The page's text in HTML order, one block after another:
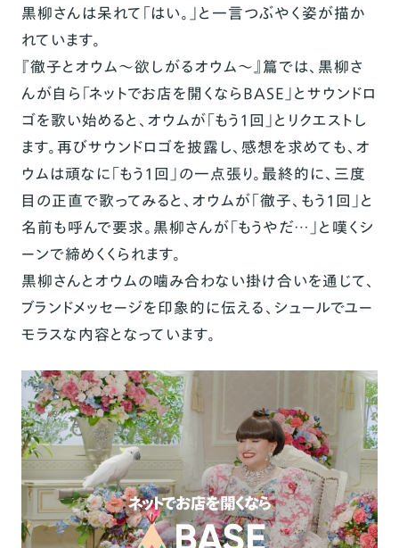
黒柳さんは呆れて「はい。」と一言つぶやく姿が描か
れています。
『徹子とオウム～欲しがるオウム～』篇では、黒柳さ
んが自ら「ネットでお店を開くならBASE」とサウンドロ
ゴを歌い始めると、オウムが「もう1回」とリクエストし
ます。再びサウンドロゴを披露し、感想を求めても、オ
ウムは頑なに「もう1回」の一点張り。最終的に、三度
目の正直で歌ってみると、オウムが「徹子、もう1回」と
名前も呼んで要求。黒柳さんが「もうやだ…」と嘆くシ
ーンで締めくくられます。
黒柳さんとオウムの噛み合わない掛け合いを通じて、
ブランドメッセージを印象的に伝える、シュールでユー
モラスな内容となっています。